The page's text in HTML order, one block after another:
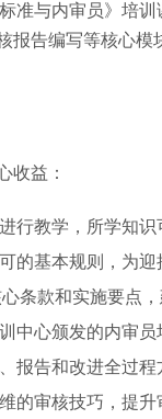
准与内审员》培
报告编写等核心
收益：
行教学，所学知
的基本规则，为
条款和实施要点
中心颁发的内审
报告和改进全过
的审核技巧，提